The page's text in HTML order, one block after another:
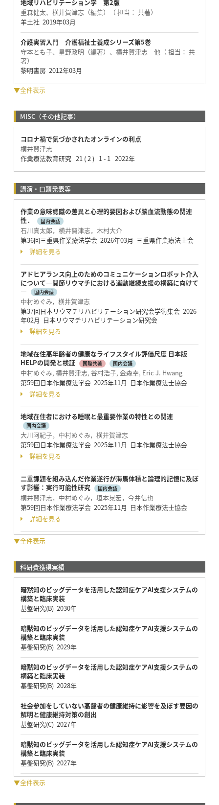
地域リハビリテーション学 第2版
重森健太、横井賀津志（編集）（ 担当： 共著）
羊土社 2019年03月
介護実習入門 介護福祉士養成シリーズ第5巻
守本とも子、星野政明（編著）、横井賀津志 他（ 担当： 共
著）
黎明書房 2012年03月
▼全件表示
MISC（その他記事）
コロナ禍で気づかされたオンラインの利点
横井賀津志
作業療法教育研究 21 ( 2 ) 1 - 1 2022年
講演・口頭発表等
作業の意味認識の差異と心理的要因および脳血流動態の関連
性．
国内会議
石川真太郎，横井賀津志，木村大介
第36回三重県作業療法学会 2026年03月 三重県作業療法士会
詳細を見る
アドヒアランス向上のためのコミュニケーションロボット介入
について―関節リウマチにおける運動継続支援の構築に向けて
―
国内会議
中村めぐみ，横井賀津志
第37回日本リウマチリハビリテーション研究会学術集会 2026
年02月 日本リウマチリハビリテーション研究会
詳細を見る
地域在住高年齢者の健康なライフスタイル評価尺度 日本版
HELPの開発と検証
国際共著 国内会議
中村めぐみ, 横井賀津志, 谷村浩子, 金森幸, Eric J. Hwang
第59回日本作業療法学会 2025年11月 日本作業療法士協会
詳細を見る
地域在住者における睡眠と最重要作業の特性との関連
国内会議
大川阿紀子，中村めぐみ，横井賀津志
第59回日本作業療法学会 2025年11月 日本作業療法士協会
詳細を見る
二重課題を組み込んだ作業遂行が海馬体積と論理的記憶に及ぼ
す影響：実行可能性研究
国内会議
横井賀津志，中村めぐみ，垣本晃宏，今井信也
第59回日本作業療法学会 2025年11月 日本作業療法士協会
詳細を見る
▼全件表示
科研費獲得実績
暗黙知のビッグデータを活用した認知症ケアAI支援システムの
構築と臨床実装
基盤研究(B) 2030年
暗黙知のビッグデータを活用した認知症ケアAI支援システムの
構築と臨床実装
基盤研究(B) 2029年
暗黙知のビッグデータを活用した認知症ケアAI支援システムの
構築と臨床実装
基盤研究(B) 2028年
社会参加をしていない高齢者の健康維持に影響を及ぼす要因の
解明と健康維持対策の創出
基盤研究(C) 2027年
暗黙知のビッグデータを活用した認知症ケアAI支援システムの
構築と臨床実装
基盤研究(B) 2027年
▼全件表示